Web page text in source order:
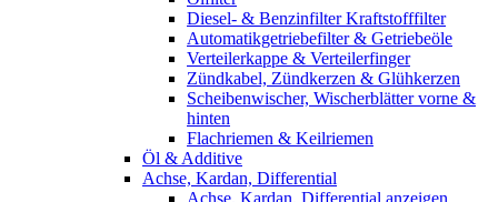
Diesel- & Benzinfilter Kraftstofffilter
Automatikgetriebefilter & Getriebeöle
Verteilerkappe & Verteilerfinger
Zündkabel, Zündkerzen & Glühkerzen
Scheibenwischer, Wischerblätter vorne &
hinten
Flachriemen & Keilriemen
Öl & Additive
Achse, Kardan, Differential